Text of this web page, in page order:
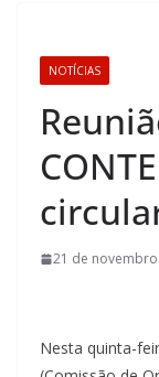
NOTÍCIAS
21 de
Nesta quinta-